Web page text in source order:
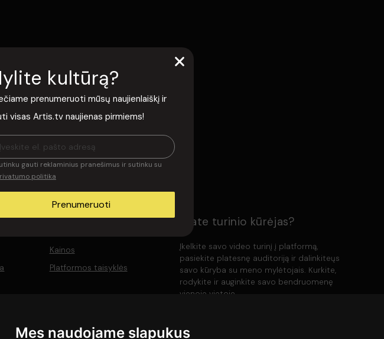
Mes naudojame slapukus
Kainos
Platformos taisyklės
Esate turinio kūrėjas?
Įkelkite savo video turinį į platformą,
pasiekite platesnę auditoriją ir dalinkiteųs
savo kūryba su meno mylėtojais. Kurkite,
rodykite ir auginkite savo bendruomenę
vienoje vietoje.
kultūrą?
prenumeruoti mūsų naujienlaiškį ir
visas Artis.tv naujienas pirmiems!
gauti reklaminius pranešimus ir sutinku su
politika
Prenumeruoti